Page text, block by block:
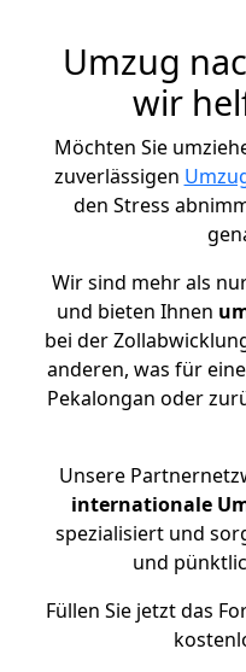
Umzug
wir
Möchten Sie
zuverlässigen
den Stress
Wir sind mehr als
und bieten Ihnen
bei der
anderen, was für
Pekalongan oder
Unsere
internationale
spezialisiert und
und
Füllen Sie jetzt das